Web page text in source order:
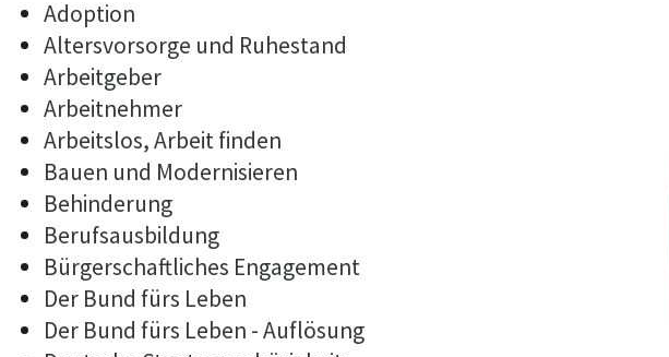
Adoption
Altersvorsorge und Ruhestand
Arbeitgeber
Arbeitnehmer
Arbeitslos, Arbeit finden
Bauen und Modernisieren
Behinderung
Berufsausbildung
Bürgerschaftliches Engagement
Der Bund fürs Leben
Der Bund fürs Leben - Auflösung